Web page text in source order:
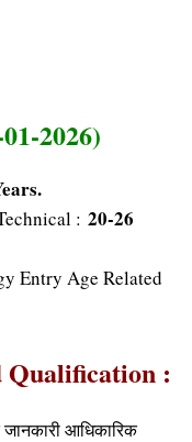
2026)
: 20-26
Entry Age Related
:
आधिकारिक